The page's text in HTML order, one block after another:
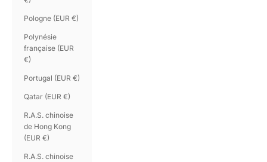
Pologne (EUR €)
Polynésie
française (EUR
€)
Portugal (EUR €)
Qatar (EUR €)
R.A.S. chinoise
de Hong Kong
(EUR €)
R.A.S. chinoise